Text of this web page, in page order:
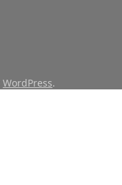
WordPress.